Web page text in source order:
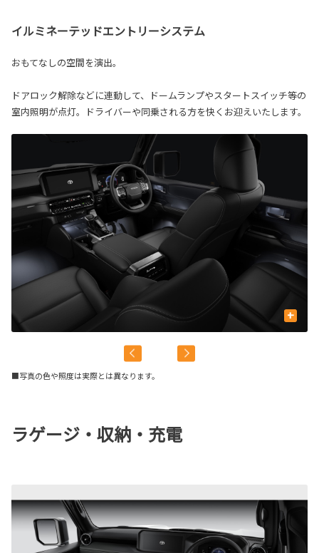
イルミネーテッドエントリーシステム
おもてなしの空間を演出。
ドアロック解除などに連動して、ドームランプやスタートスイッチ等の
室内照明が点灯。ドライバーや同乗される方を快くお迎えいたします。
+
■写真の色や照度は実際とは異なります。
ラゲージ・収納・充電